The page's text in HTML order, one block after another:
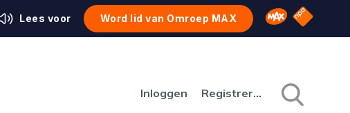
Lees voor Word lid van Omroep MAX Omroep MAX
NPO
Inloggen Registreren